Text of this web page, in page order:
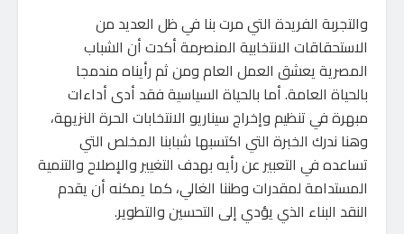
والتجربة الفريدة التي مرت بنا في ظل العديد من
الاستحقاقات الانتخابية المنصرمة أكدت أن الشباب
المصرية يعشق العمل العام ومن ثم رأيناه مندمجا
بالحياة العامة. أما بالحياة السياسية فقد أدى أداءات
مبهرة في تنظيم وإخراج سيناريو الانتخابات الحرة النزيهة،
وهنا ندرك الخبرة التي اكتسبها شبابنا المخلص التي
تساعده في التعبير عن رأيه بهدف التغيير والإصلاح والتنمية
المستدامة لمقدرات وطننا الغالي، كما يمكنه أن يقدم
النقد البناء الذي يؤدي إلى التحسين والتطوير.